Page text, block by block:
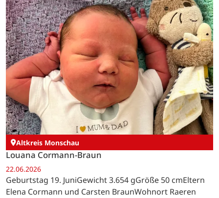
Altkreis Monschau
Louana Cormann-Braun
22.06.2026
Geburtstag 19. JuniGewicht 3.654 gGröße 50 cmEltern
Elena Cormann und Carsten BraunWohnort Raeren